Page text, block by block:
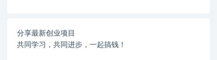
分享最新创业项目
共同学习，共同进步，一起搞钱！